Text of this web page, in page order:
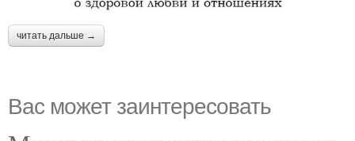
читать дальше →
Вас может заинтересовать